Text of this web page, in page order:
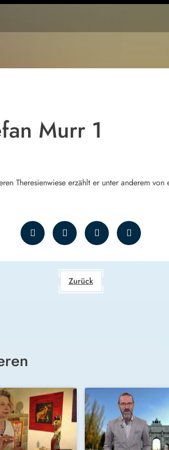
Murr 1
Theresienwiese erzählt er unter anderem
Zurück